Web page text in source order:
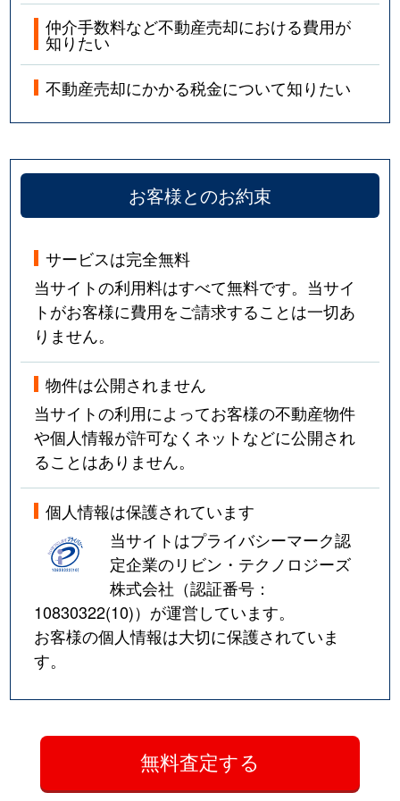
仲介手数料など不動産売却における費用が
知りたい
不動産売却にかかる税金について知りたい
お客様とのお約束
サービスは完全無料
当サイトの利用料はすべて無料です。当サイ
トがお客様に費用をご請求することは一切あ
りません。
物件は公開されません
当サイトの利用によってお客様の不動産物件
や個人情報が許可なくネットなどに公開され
ることはありません。
個人情報は保護されています
当サイトはプライバシーマーク認
定企業のリビン・テクノロジーズ
株式会社（認証番号：
10830322(10)）が運営しています。
お客様の個人情報は大切に保護されていま
す。